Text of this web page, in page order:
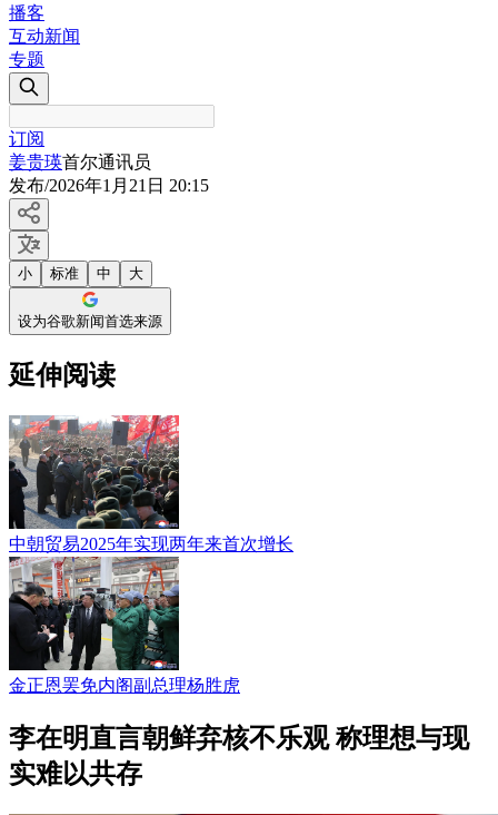
播客
互动新闻
专题
订阅
姜贵瑛首尔通讯员
发布/2026年1月21日 20:15
小 标准 中 大
设为谷歌新闻首选来源
延伸阅读
中朝贸易2025年实现两年来首次增长
金正恩罢免内阁副总理杨胜虎
李在明直言朝鲜弃核不乐观 称理想与现
实难以共存